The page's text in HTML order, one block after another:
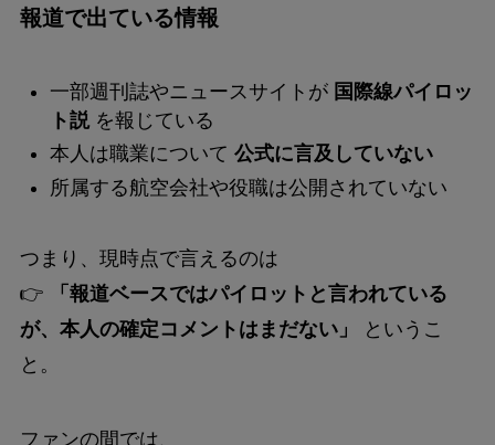
報道で出ている情報
一部週刊誌やニュースサイトが 国際線パイロッ
ト説を報じている
本人は職業について 公式に言及していない
所属する航空会社や役職は公開されていない
つまり、現時点で言えるのは
👉
「報道ベースではパイロットと言われている
が、本人の確定コメントはまだない」
というこ
と。
ファンの間では、